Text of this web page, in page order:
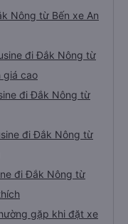
Nông từ Bến xe An
đi Đắk Nông từ
giá cao
đi Đắk Nông từ
đi Đắk Nông từ
đi Đắk Nông từ
gặp khi đặt xe